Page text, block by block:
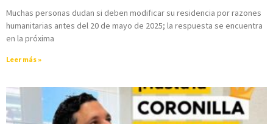
Muchas personas dudan si deben modificar su residencia por razones
humanitarias antes del 20 de mayo de 2025; la respuesta se encuentra
en la próxima
Leer más »